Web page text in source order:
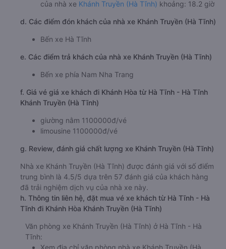
lựa chọn nhất trên tuyến đường này.
c. Lộ trình, giờ khởi hành và giờ kết thúc của xe khách
Giờ đến nơi ở Khánh Hòa: 07:12
Thời gian chạy từ Hà Tĩnh - Hà Tĩnh đi Khánh Hòa
d. Các điểm đón khách của nhà xe Khánh Truyền (Hà Tĩnh)
Bến xe Hà Tĩnh
e. Các điểm trả khách của nhà xe Khánh Truyền (Hà Tĩnh)
Bến xe phía Nam Nha Trang
f. Giá vé giá xe khách đi Khánh Hòa từ Hà Tĩnh - Hà Tĩnh
Khánh Truyền (Hà Tĩnh)
giường nằm 1100000đ/vé
limousine 1100000đ/vé